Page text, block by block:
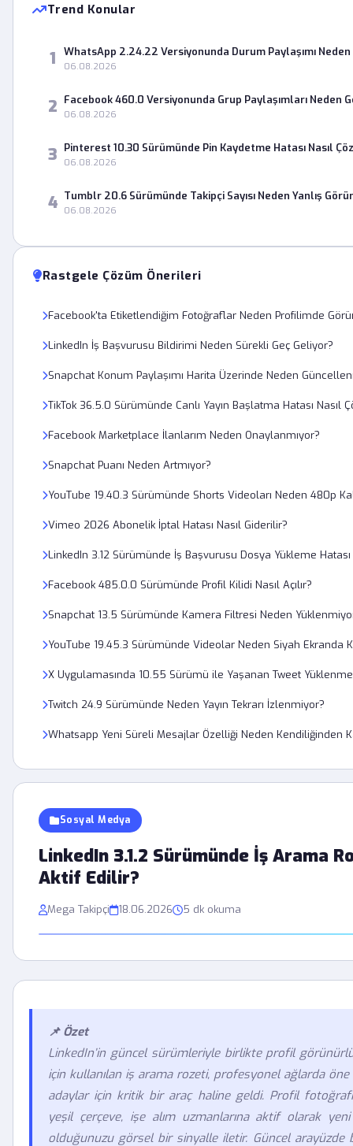
Sosyal Medya
LinkedIn 3.1.2 Sürümünde İş Arama
Aktif Edilir?
Mega Takipçi 18.06.2026 5 dk okuma
📌 Özet
LinkedIn’in güncel sürümleriyle birlikte profil
için kullanılan iş arama rozeti, profesyonel ağlarda öne
adaylar için kritik bir araç haline geldi. Profil
yeşil çerçeve, işe alım uzmanlarına aktif olarak yeni
olduğunuzu görsel bir sinyalle iletir. Güncel arayüzde
Trend Konular
1 WhatsApp 2.24.22 Versiyonunda Durum Paylaşımı
06.08.2026
2 Facebook 460.0 Versiyonunda Grup Paylaşımları Neden
06.08.2026
3 Pinterest 10.30 Sürümünde Pin Kaydetme Hatası Nasıl
06.08.2026
4 Tumblr 20.6 Sürümünde Takipçi Sayısı Neden Yanlış
06.08.2026
Rastgele Çözüm Önerileri
Facebook'ta Etiketlendiğim Fotoğraflar Neden Profilimde
LinkedIn İş Başvurusu Bildirimi Neden Sürekli Geç Geliyor?
Snapchat Konum Paylaşımı Harita Üzerinde Neden
TikTok 36.5.0 Sürümünde Canlı Yayın Başlatma Hatası Nasıl
Facebook Marketplace İlanlarım Neden Onaylanmıyor?
Snapchat Puanı Neden Artmıyor?
YouTube 19.40.3 Sürümünde Shorts Videoları Neden 480p
Vimeo 2026 Abonelik İptal Hatası Nasıl Giderilir?
LinkedIn 3.12 Sürümünde İş Başvurusu Dosya Yükleme Hatası
Facebook 485.0.0 Sürümünde Profil Kilidi Nasıl Açılır?
Snapchat 13.5 Sürümünde Kamera Filtresi Neden
YouTube 19.45.3 Sürümünde Videolar Neden Siyah Ekranda
X Uygulamasında 10.55 Sürümü ile Yaşanan Tweet
Twitch 24.9 Sürümünde Neden Yayın Tekrarı İzlenmiyor?
Whatsapp Yeni Süreli Mesajlar Özelliği Neden Kendiliğinden